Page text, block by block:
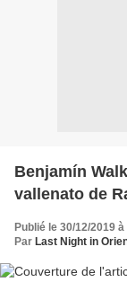
Benjamín
vallenato de
Publié le 30/12/2019 à
Par Last Night in